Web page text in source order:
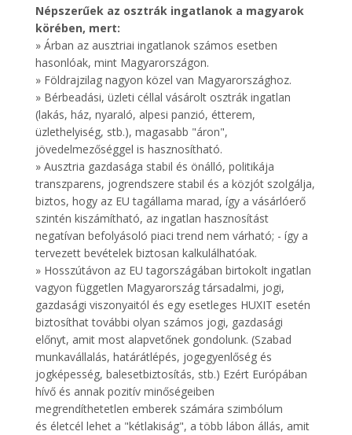
Népszerűek az osztrák ingatlanok a magyarok
körében, mert:
» Árban az ausztriai ingatlanok számos esetben
hasonlóak, mint Magyarországon.
» Földrajzilag nagyon közel van Magyarországhoz.
» Bérbeadási, üzleti céllal vásárolt osztrák ingatlan
(lakás, ház, nyaraló, alpesi panzió, étterem,
üzlethelyiség, stb.), magasabb "áron",
jövedelmezőséggel is hasznosítható.
» Ausztria gazdasága stabil és önálló, politikája
transzparens, jogrendszere stabil és a közjót szolgálja,
biztos, hogy az EU tagállama marad, így a vásárlóerő
szintén kiszámítható, az ingatlan hasznosítást
negatívan befolyásoló piaci trend nem várható; - így a
tervezett bevételek biztosan kalkulálhatóak.
» Hosszútávon az EU tagországában birtokolt ingatlan
vagyon független Magyarország társadalmi, jogi,
gazdasági viszonyaitól és egy esetleges HUXIT esetén
biztosíthat további olyan számos jogi, gazdasági
előnyt, amit most alapvetőnek gondolunk. (Szabad
munkavállalás, határátlépés, jogegyenlőség és
jogképesség, balesetbiztosítás, stb.) Ezért Európában
hívő és annak pozitív minőségeiben
megrendíthetetlen emberek számára szimbólum
és életcél lehet a "kétlakiság", a több lábon állás, amit